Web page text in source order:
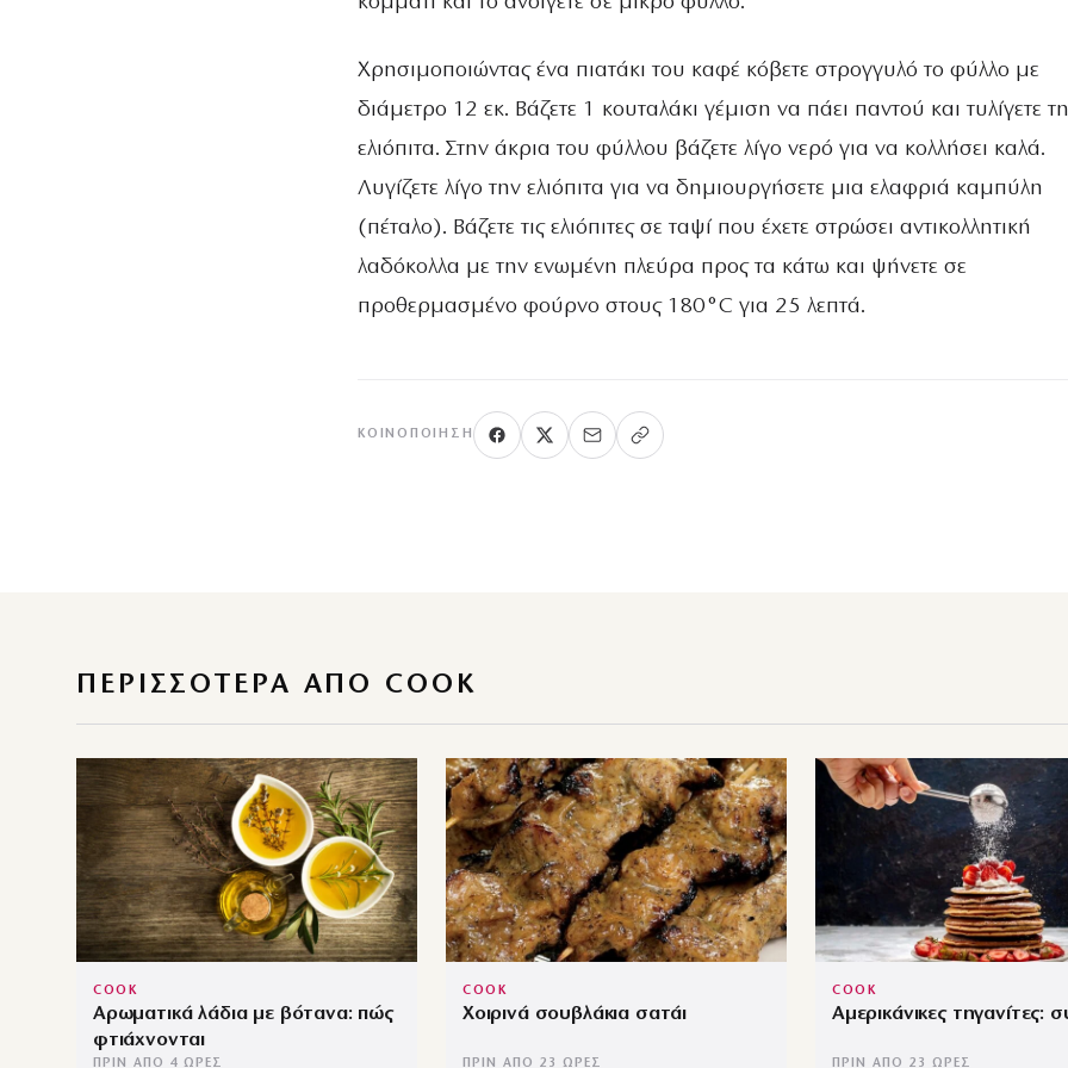
Χρησιμοποιώντας ένα πιατάκι του καφέ κόβετε στρογγυλό το φύλλο με
διάμετρο 12 εκ. Βάζετε 1 κουταλάκι γέμιση να πάει παντού και τυλίγετε
ελιόπιτα. Στην άκρια του φύλλου βάζετε λίγο νερό για να κολλήσει καλά.
Λυγίζετε λίγο την ελιόπιτα για να δημιουργήσετε μια ελαφριά καμπύλη
(πέταλο). Βάζετε τις ελιόπιτες σε ταψί που έχετε στρώσει αντικολλητική
λαδόκολλα με την ενωμένη πλεύρα προς τα κάτω και ψήνετε σε
προθερμασμένο φούρνο στους 180°C για 25 λεπτά.
ΚΟΙΝΟΠΟΊΗΣΗ
ΠΕΡΙΣΣΌΤΕΡΑ ΑΠΌ COOK
COOK
Αρωματικά λάδια με βότανα: πώς
φτιάχνονται
ΠΡΙΝ ΑΠΌ 4 ΏΡΕΣ
COOK
Χοιρινά σουβλάκια σατάι
ΠΡΙΝ ΑΠΌ 23 ΏΡΕΣ
COOK
Αμερικάνικες τηγανίτες:
ΠΡΙΝ ΑΠΌ 23 ΏΡΕΣ